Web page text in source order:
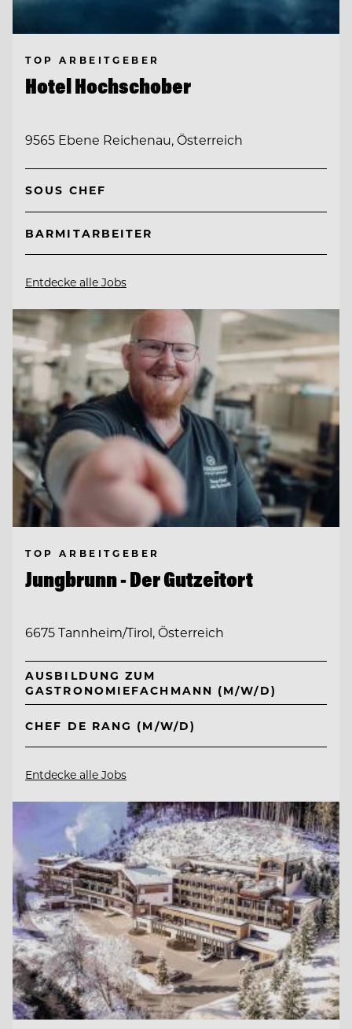
TOP ARBEITGEBER
Hotel Hochschober
9565 Ebene Reichenau, Österreich
SOUS CHEF
BARMITARBEITER
Entdecke alle Jobs
TOP ARBEITGEBER
Jungbrunn - Der Gutzeitort
6675 Tannheim/Tirol, Österreich
AUSBILDUNG ZUM
GASTRONOMIEFACHMANN (M/W/D)
CHEF DE RANG (M/W/D)
Entdecke alle Jobs